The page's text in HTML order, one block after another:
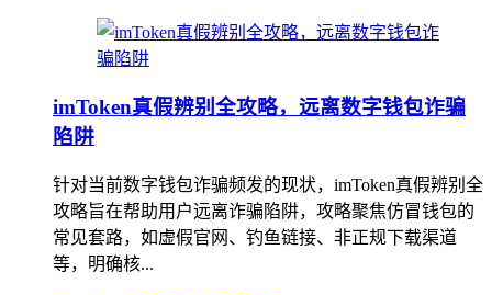
imToken真假辨别全攻略，远离数字钱包诈骗
陷阱
针对当前数字钱包诈骗频发的现状，imToken真假辨别全
攻略旨在帮助用户远离诈骗陷阱，攻略聚焦仿冒钱包的
常见套路，如虚假官网、钓鱼链接、非正规下载渠道
等，明确核...